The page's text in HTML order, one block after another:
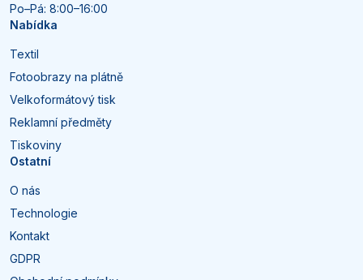
Po–Pá: 8:00–16:00
Nabídka
Textil
Fotoobrazy na plátně
Velkoformátový tisk
Reklamní předměty
Tiskoviny
Ostatní
O nás
Technologie
Kontakt
GDPR